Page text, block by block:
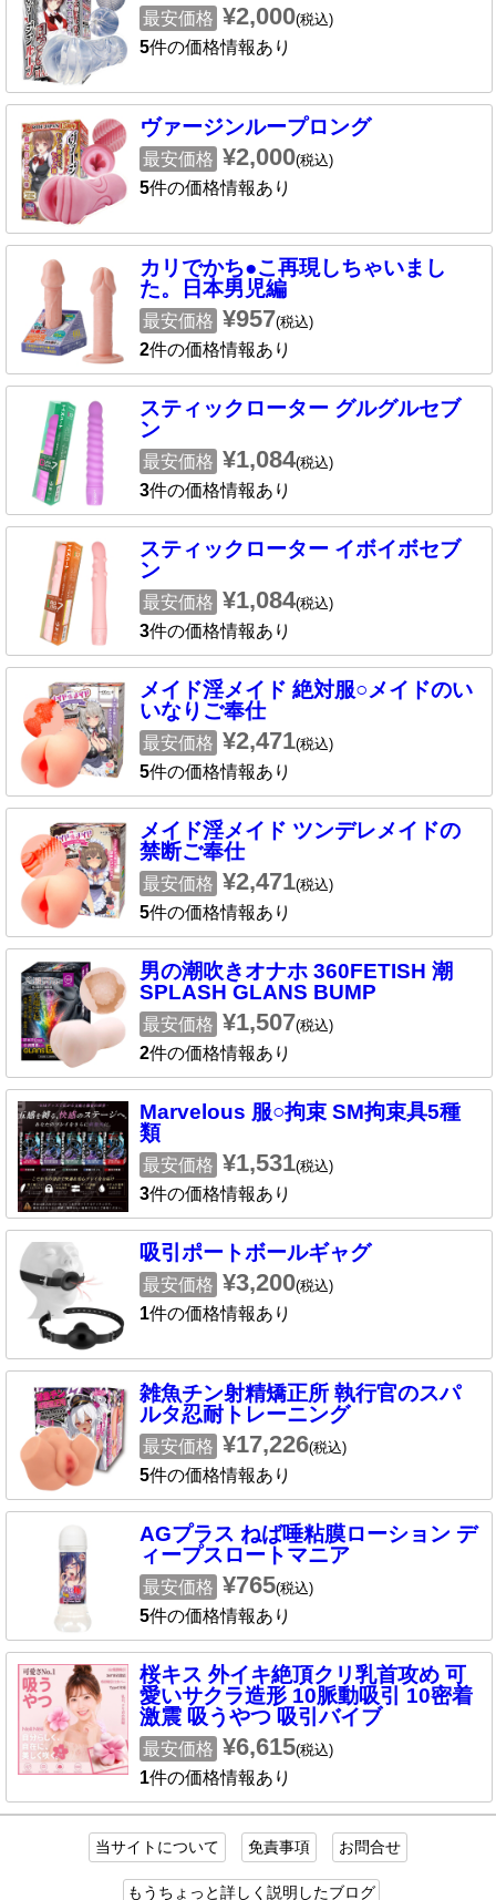
最安価格 ¥2,000(税込)
5件の価格情報あり
ヴァージンループロング
最安価格 ¥2,000(税込)
5件の価格情報あり
カリでかち●こ再現しちゃいまし
た。日本男児編
最安価格 ¥957(税込)
2件の価格情報あり
スティックローター グルグルセブ
ン
最安価格 ¥1,084(税込)
3件の価格情報あり
スティックローター イボイボセブ
ン
最安価格 ¥1,084(税込)
3件の価格情報あり
メイド淫メイド 絶対服○メイドのい
いなりご奉仕
最安価格 ¥2,471(税込)
5件の価格情報あり
メイド淫メイド ツンデレメイドの
禁断ご奉仕
最安価格 ¥2,471(税込)
5件の価格情報あり
男の潮吹きオナホ 360FETISH 潮
SPLASH GLANS BUMP
最安価格 ¥1,507(税込)
2件の価格情報あり
Marvelous 服○拘束 SM拘束具5種
類
最安価格 ¥1,531(税込)
3件の価格情報あり
吸引ポートボールギャグ
最安価格 ¥3,200(税込)
1件の価格情報あり
雑魚チン射精矯正所 執行官のスパ
ルタ忍耐トレーニング
最安価格 ¥17,226(税込)
5件の価格情報あり
AGプラス ねば唾粘膜ローション デ
ィープスロートマニア
最安価格 ¥765(税込)
5件の価格情報あり
桜キス 外イキ絶頂クリ乳首攻め 可
愛いサクラ造形 10脈動吸引 10密着
激震 吸うやつ 吸引バイブ
最安価格 ¥6,615(税込)
1件の価格情報あり
当サイトについて 免責事項 お問合せ
もうちょっと詳しく説明したブログ